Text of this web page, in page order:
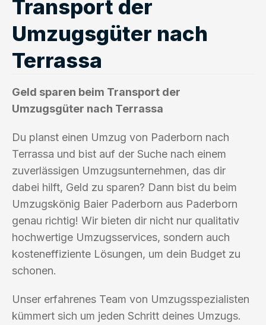
Transport der
Umzugsgüter nach
Terrassa
Geld sparen beim Transport der
Umzugsgüter nach Terrassa
Du planst einen Umzug von Paderborn nach
Terrassa und bist auf der Suche nach einem
zuverlässigen Umzugsunternehmen, das dir
dabei hilft, Geld zu sparen? Dann bist du beim
Umzugskönig Baier Paderborn aus Paderborn
genau richtig! Wir bieten dir nicht nur qualitativ
hochwertige Umzugsservices, sondern auch
kosteneffiziente Lösungen, um dein Budget zu
schonen.
Unser erfahrenes Team von Umzugsspezialisten
kümmert sich um jeden Schritt deines Umzugs.